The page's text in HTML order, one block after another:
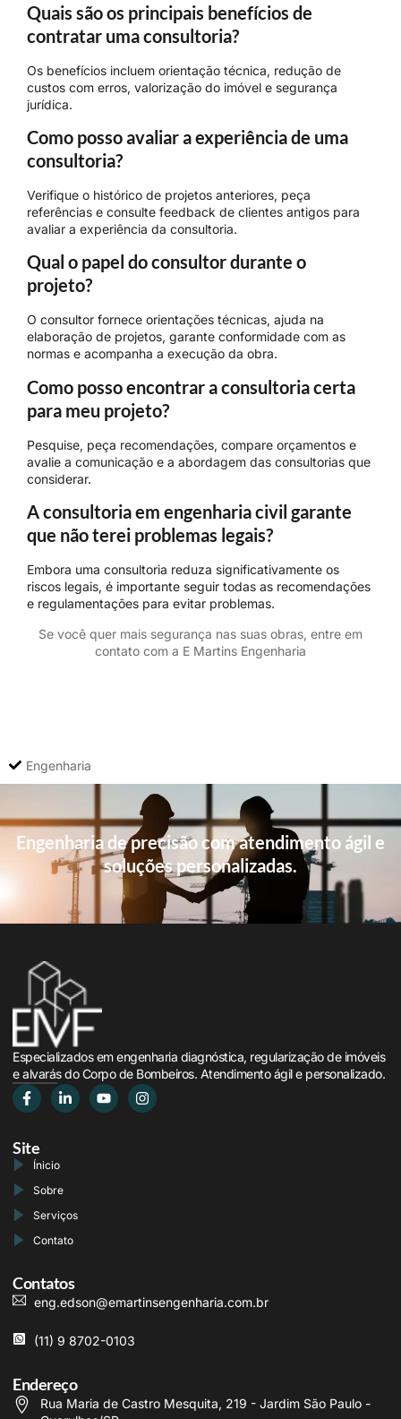
Quais são os principais benefícios de
contratar uma consultoria?
Os benefícios incluem orientação técnica, redução de
custos com erros, valorização do imóvel e segurança
jurídica.
Como posso avaliar a experiência de uma
consultoria?
Verifique o histórico de projetos anteriores, peça
referências e consulte feedback de clientes antigos para
avaliar a experiência da consultoria.
Qual o papel do consultor durante o
projeto?
O consultor fornece orientações técnicas, ajuda na
elaboração de projetos, garante conformidade com as
normas e acompanha a execução da obra.
Como posso encontrar a consultoria certa
para meu projeto?
Pesquise, peça recomendações, compare orçamentos e
avalie a comunicação e a abordagem das consultorias que
considerar.
A consultoria em engenharia civil garante
que não terei problemas legais?
Embora uma consultoria reduza significativamente os
riscos legais, é importante seguir todas as recomendações
e regulamentações para evitar problemas.
Se você quer mais segurança nas suas obras, entre em
contato com a E Martins Engenharia
Engenharia
Engenharia de precisão com atendimento ágil e
soluções personalizadas.
Especializados em engenharia diagnóstica, regularização de imóveis
e alvarás do Corpo de Bombeiros. Atendimento ágil e personalizado.
Site
Ínicio
Sobre
Serviços
Contato
Contatos
eng.edson@emartinsengenharia.com.br
(11) 9 8702-0103
Endereço
Rua Maria de Castro Mesquita, 219 - Jardim São Paulo -